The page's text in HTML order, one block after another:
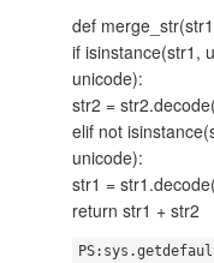
def
if isinstance(str1,
unicode):
str2 =
elif not
unicode):
str1 =
return str1 + str2